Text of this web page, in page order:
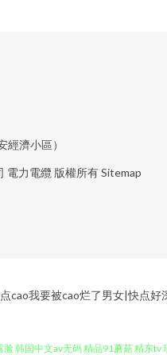
濟小區）
電力電纜 版權所有Sitemap
我要被cao烂了男女|快点